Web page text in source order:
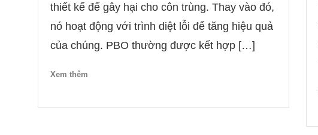
thiết kế để gây hại cho côn trùng. Thay vào đó,
nó hoạt động với trình diệt lỗi để tăng hiệu quả
của chúng. PBO thường được kết hợp […]
Xem thêm